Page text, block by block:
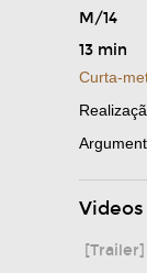
M/14
13 min
Curta-
Videos
[Trailer]